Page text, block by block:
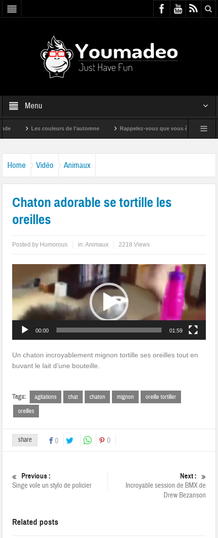
Menu
Les couleurs de l’automne Rappelez-vous que vous êtes super !
Home Vidéo Animaux
Chaton adorable se tortille les
oreilles
Posted by Humorous in:Animaux 2218 Views
00:00 01:59
Un chaton incroyablement mignon tortille ses oreilles tout en
buvant le lait d’une bouteille.
Tags: agitations chat chaton mignon
oreille tortiller
oreilles
share 0 0
Previous :
Singe vole un stylo de policier
Next :
Incroyable session de BMX de
Drew Bezanson
Related posts